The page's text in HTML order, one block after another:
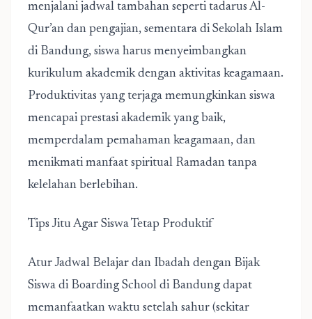
menjalani jadwal tambahan seperti tadarus Al-
Qur’an dan pengajian, sementara di Sekolah Islam
di Bandung, siswa harus menyeimbangkan
kurikulum akademik dengan aktivitas keagamaan.
Produktivitas yang terjaga memungkinkan siswa
mencapai prestasi akademik yang baik,
memperdalam pemahaman keagamaan, dan
menikmati manfaat spiritual Ramadan tanpa
kelelahan berlebihan.
Tips Jitu Agar Siswa Tetap Produktif
Atur Jadwal Belajar dan Ibadah dengan Bijak
Siswa di Boarding School di Bandung dapat
memanfaatkan waktu setelah sahur (sekitar